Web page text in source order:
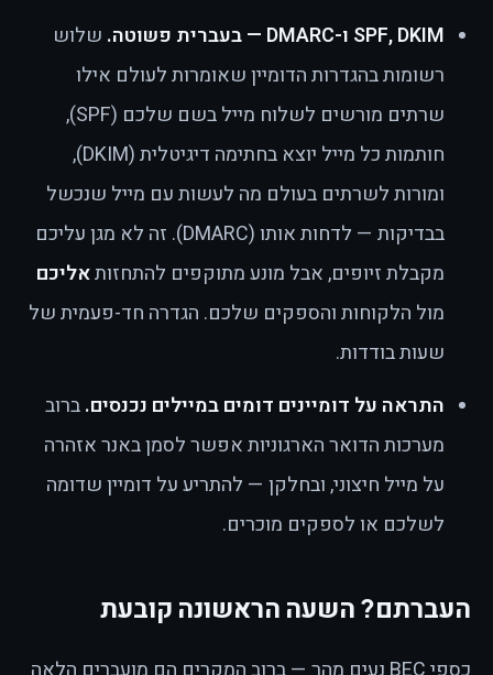
SPF, DKIM ו-DMARC — בעברית פשוטה.
שלוש
רשומות בהגדרות הדומיין שאומרות לעולם אילו
שרתים מורשים לשלוח מייל בשם שלכם (SPF),
חותמות כל מייל יוצא בחתימה דיגיטלית (DKIM),
ומורות לשרתים בעולם מה לעשות עם מייל שנכשל
בבדיקות — לדחות אותו (DMARC). זה לא מגן עליכם
מקבלת זיופים, אבל מונע מתוקפים להתחזותאליכם
מול הלקוחות והספקים שלכם. הגדרה חד-פעמית של
שעות בודדות.
התראה על דומיינים דומים במיילים נכנסים.ברוב
מערכות הדואר הארגוניות אפשר לסמן באנר אזהרה
על מייל חיצוני, ובחלקן — להתריע על דומיין שדומה
לשלכם או לספקים מוכרים.
העברתם? השעה הראשונה קובעת